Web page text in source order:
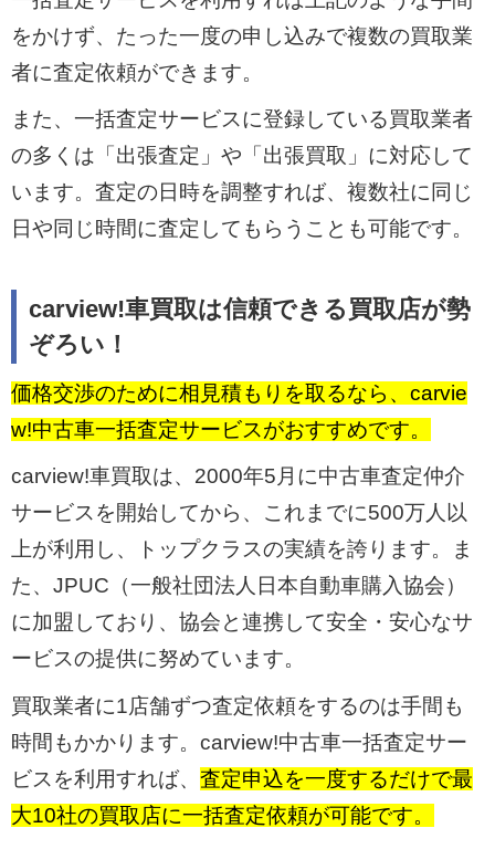
をかけず、たった一度の申し込みで複数の買取業
者に査定依頼ができます。
また、一括査定サービスに登録している買取業者
の多くは「出張査定」や「出張買取」に対応して
います。査定の日時を調整すれば、複数社に同じ
日や同じ時間に査定してもらうことも可能です。
carview!車買取は信頼できる買取店が勢
ぞろい！
価格交渉のために相見積もりを取るなら、carvie
w!中古車一括査定サービスがおすすめです。
carview!車買取は、2000年5月に中古車査定仲介
サービスを開始してから、これまでに500万人以
上が利用し、トップクラスの実績を誇ります。ま
た、JPUC（一般社団法人日本自動車購入協会）
に加盟しており、協会と連携して安全・安心なサ
ービスの提供に努めています。
買取業者に1店舗ずつ査定依頼をするのは手間も
時間もかかります。carview!中古車一括査定サー
ビスを利用すれば、 査定申込を一度するだけで最
大10社の買取店に一括査定依頼が可能です。